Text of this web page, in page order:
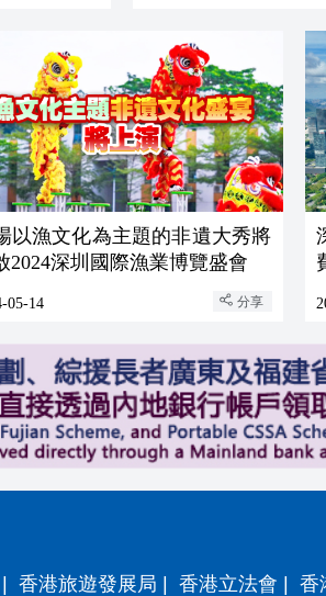
以漁文化為主題的非遺大秀將
2024深圳國際漁業博覽盛會
05-14 分享
| 香港旅遊發展局 | 香港立法會 | 香